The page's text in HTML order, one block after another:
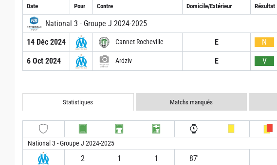
Date Pour Contre Domicile/Extérieur Résultat
National 3 - Groupe J 2024-2025
14 Déc 2024
Cannet Rocheville E N
6 Oct 2024 Ardziv E V
Statistiques Matchs manqués
National 3 - Groupe J 2024-2025
2 1 1 87′